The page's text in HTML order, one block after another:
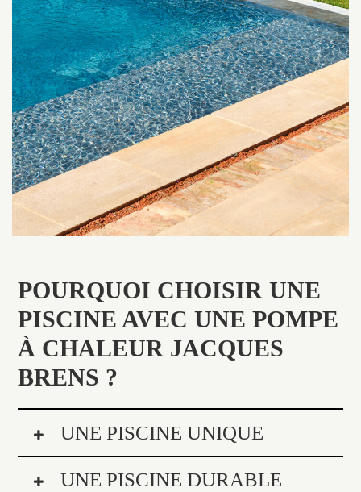
POURQUOI CHOISIR UNE
PISCINE AVEC UNE POMPE
À CHALEUR JACQUES
BRENS ?
UNE PISCINE UNIQUE
UNE PISCINE DURABLE